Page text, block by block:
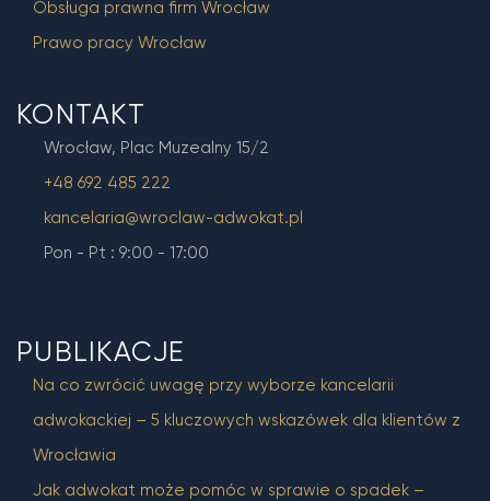
Obsługa prawna firm Wrocław
Prawo pracy Wrocław
KONTAKT
Wrocław, Plac Muzealny 15/2
+48 692 485 222
kancelaria@wroclaw-adwokat.pl
Pon - Pt : 9:00 - 17:00
PUBLIKACJE
Na co zwrócić uwagę przy wyborze kancelarii
adwokackiej – 5 kluczowych wskazówek dla klientów z
Wrocławia
Jak adwokat może pomóc w sprawie o spadek –